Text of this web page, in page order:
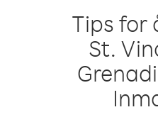
Tips for
St.